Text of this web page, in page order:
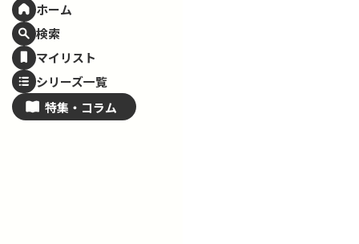
ホーム
検索
マイリスト
シリーズ一覧
特集・ コラム